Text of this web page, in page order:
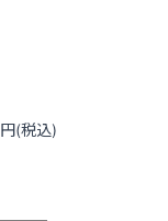
円(税込)